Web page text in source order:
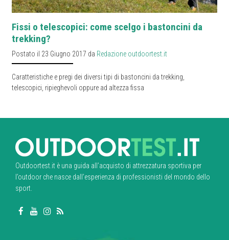
Fissi o telescopici: come scelgo i bastoncini da
trekking?
Postato il 23 Giugno 2017 da Redazione outdoortest.it
Caratteristiche e pregi dei diversi tipi di bastoncini da trekking,
telescopici, ripieghevoli oppure ad altezza fissa
Outdoortest.it è una guida all’acquisto di attrezzatura sportiva per
l’outdoor che nasce dall’esperienza di professionisti del mondo dello
sport.